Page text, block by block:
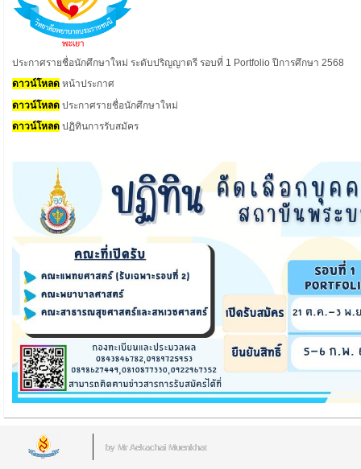
ประกาศรายชื่อนักศึกษาใหม่ ระดับปริญญาตรี รอบที่ 1 Portfolio ปีการศึกษา 2568
ดาวน์โหลด หน้าประกาศ
ดาวน์โหลด ประกาศรายชื่อนักศึกษาใหม่
ดาวน์โหลด ปฏิทินการรับสมัคร
by Mr.Aekachai Muenkhat